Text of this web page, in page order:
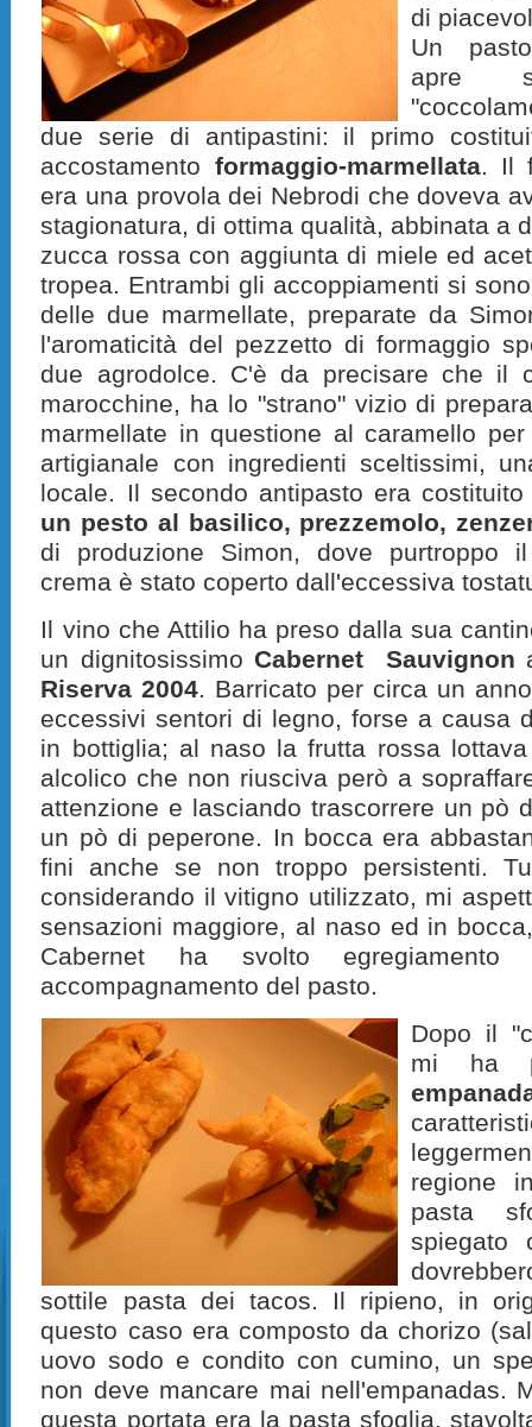
di
Un
apre
due serie di antipastini: il primo
accostamento formaggio-marmellata. Il
era una provola dei Nebrodi che doveva
stagionatura, di ottima qualità, abbinata a
zucca rossa con aggiunta di miele ed
tropea. Entrambi gli accoppiamenti si
delle due marmellate, preparate da
l'aromaticità del pezzetto di formaggio
due agrodolce. C'è da precisare che il
marocchine, ha lo "strano" vizio di
marmellate in questione al caramello
artigianale con ingredienti sceltissimi,
locale. Il secondo antipasto era
un pesto al basilico, prezzemolo,
di produzione Simon, dove purtroppo
crema è stato coperto dall'eccessiva
Il vino che Attilio ha preso dalla sua
un dignitosissimo Cabernet Sauvignon
Riserva 2004. Barricato per circa un
eccessivi sentori di legno, forse a causa
in bottiglia; al naso la frutta rossa
alcolico che non riusciva però a
attenzione e lasciando trascorrere un pò
un pò di peperone. In bocca era
fini anche se non troppo persistenti.
considerando il vitigno utilizzato, mi
sensazioni maggiore, al naso ed in
Cabernet ha svolto
accompagnamento del pasto.
Dopo il
mi ha
regione
pasta
spiegato
sottile pasta dei tacos. Il ripieno, in
questo caso era composto da chorizo
uovo sodo e condito con cumino, un
non deve mancare mai nell'empanadas.
questa portata era la pasta sfoglia,